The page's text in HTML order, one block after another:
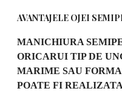
AVANTAJELE OJEI
MANICHIURA
ORICARUI TIP DE
MARIME SAU
POATE FI